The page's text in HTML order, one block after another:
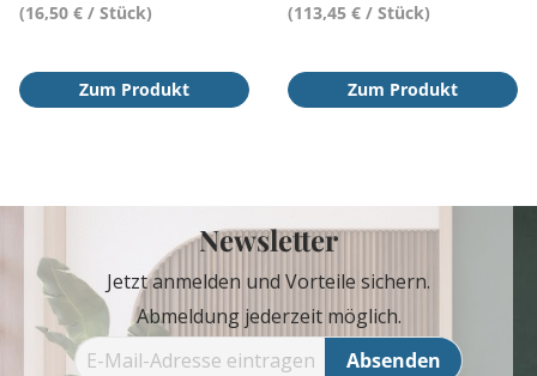
(16,50 € / Stück)
Zum Produkt
(113,45 € / Stück)
Zum Produkt
Newsletter
Jetzt anmelden und Vorteile sichern.
Abmeldung jederzeit möglich.
Absenden